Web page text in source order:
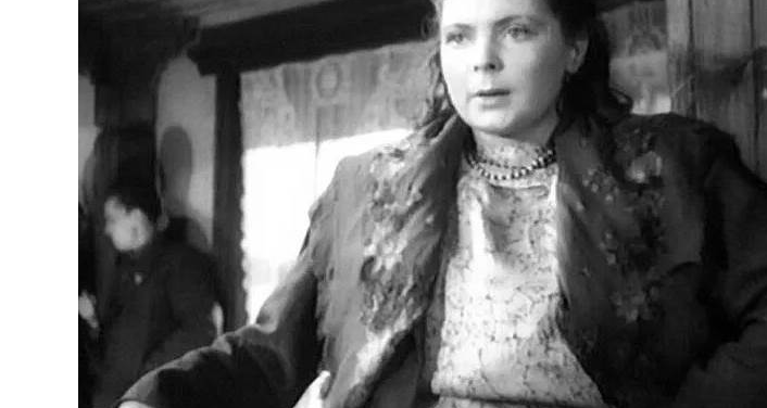
BREAKING NEWS /// НОВОСТИ (СМИ)